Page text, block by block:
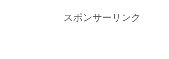
スポンサーリンク